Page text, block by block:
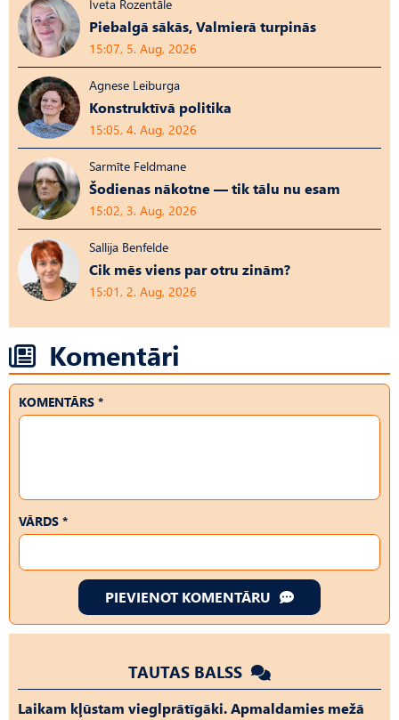
Iveta Rozentāle
Piebalgā sākās, Valmierā turpinās
15:07, 5. Aug, 2026
Agnese Leiburga
Konstruktīvā politika
15:05, 4. Aug, 2026
Sarmīte Feldmane
Šodienas nākotne — tik tālu nu esam
15:02, 3. Aug, 2026
Sallija Benfelde
Cik mēs viens par otru zinām?
15:01, 2. Aug, 2026
Komentāri
KOMENTĀRS *
VĀRDS *
PIEVIENOT KOMENTĀRU
TAUTAS BALSS
Laikam kļūstam vieglprātīgāki. Apmaldamies mežā